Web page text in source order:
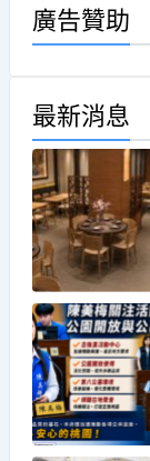
廣告贊助
最新消息